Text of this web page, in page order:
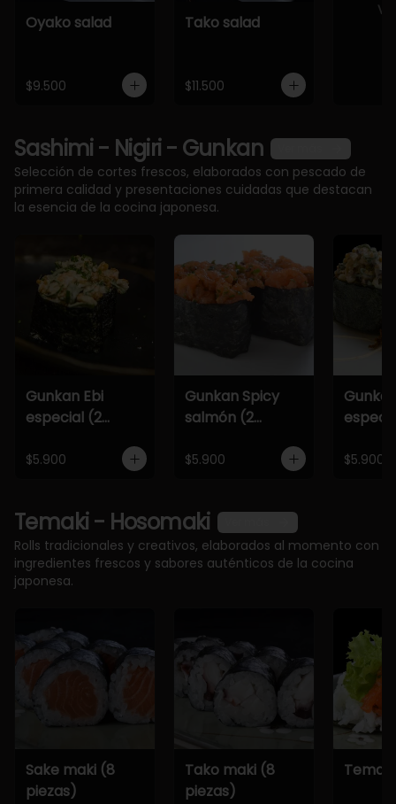
Oyako salad
$9.500
Tako salad
$11.500
Sashimi - Nigiri - Gunkan
Selección de cortes frescos, elaborados con pescado de
primera calidad y presentaciones cuidadas que destacan
la esencia de la cocina japonesa.
Gunkan Ebi
especial (2
$5.900
Gunkan Spicy
salmón (2
$5.900 $5.900
Temaki - Hosomaki
Rolls tradicionales y creativos, elaborados al momento con
ingredientes frescos y sabores auténticos de la cocina
japonesa.
Sake maki (8
piezas)
Tako maki (8
piezas)